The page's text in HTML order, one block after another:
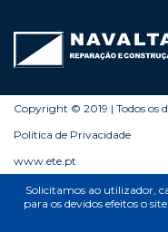
Copyright © 2019 | Todos os
Política de Privacidade
www.ete.pt
Solicitamos ao utilizador,
para os devidos efeitos o